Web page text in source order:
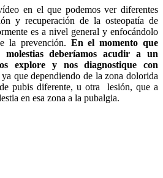
en el que podemos ver diferentes
y recuperación de la osteopatía de
es a nivel general y enfocándolo
la prevención. En el momento que
deberíamos acudir a un
explore y nos diagnostique con
ya que dependiendo de la zona dolorida
pubis diferente, u otra lesión, que a
en esa zona a la pubalgia.